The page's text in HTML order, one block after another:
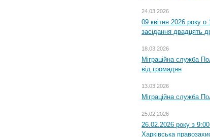
24.03.2026
09 квітня 2026 року
засідання двадцять
18.03.2026
Міграційна служба
від громадян
13.03.2026
Міграційна служба
25.02.2026
26.02.2026 року з
Харківська